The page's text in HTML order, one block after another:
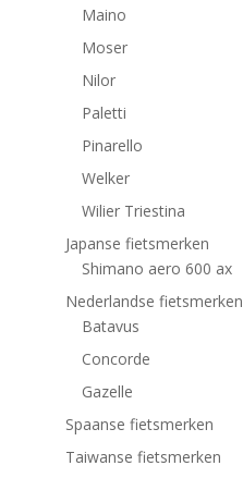
Maino
Moser
Nilor
Paletti
Pinarello
Welker
Wilier Triestina
Japanse fietsmerken
Shimano aero 600 ax
Nederlandse fietsmerken
Batavus
Concorde
Gazelle
Spaanse fietsmerken
Taiwanse fietsmerken